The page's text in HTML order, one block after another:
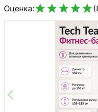
Оценка: